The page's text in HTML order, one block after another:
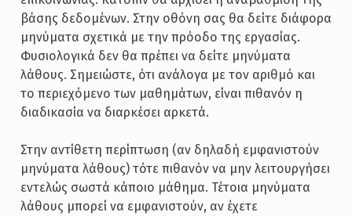
βάσης δεδομένων. Στην οθόνη σας θα δείτε διάφορα
μηνύματα σχετικά με την πρόοδο της εργασίας.
Φυσιολογικά δεν θα πρέπει να δείτε μηνύματα
λάθους. Σημειώστε, ότι ανάλογα με τον αριθμό και
το περιεχόμενο των μαθημάτων, είναι πιθανόν η
διαδικασία να διαρκέσει αρκετά.
Στην αντίθετη περίπτωση (αν δηλαδή εμφανιστούν
μηνύματα λάθους) τότε πιθανόν να μην λειτουργήσει
εντελώς σωστά κάποιο μάθημα. Τέτοια μηνύματα
λάθους μπορεί να εμφανιστούν, αν έχετε